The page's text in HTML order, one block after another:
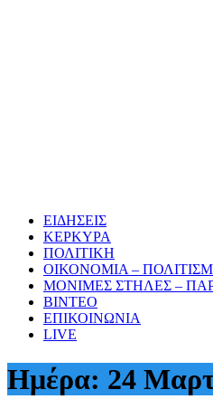
ΕΙΔΗΣΕΙΣ
ΚΕΡΚΥΡΑ
ΠΟΛΙΤΙΚΗ
ΟΙΚΟΝΟΜΙΑ –
ΜΟΝΙΜΕΣ ΣΤΗΛΕΣ –
ΒΙΝΤΕΟ
ΕΠΙΚΟΙΝΩΝΙΑ
LIVE
Ημέρα: 24